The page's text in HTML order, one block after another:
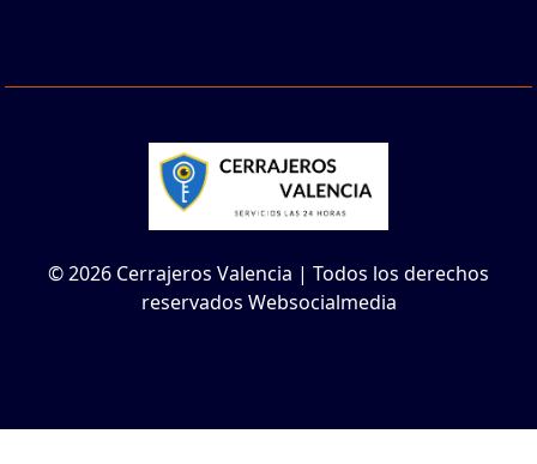
© 2026 Cerrajeros Valencia | Todos los derechos
reservados Websocialmedia